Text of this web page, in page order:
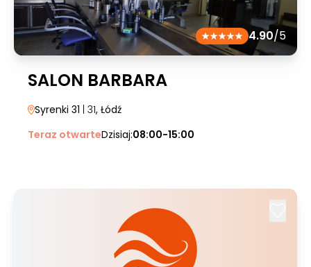
4.90/5
SALON BARBARA
Syrenki 31 | 31, Łódź
Teraz otwarteDzisiaj:08:00-15:00